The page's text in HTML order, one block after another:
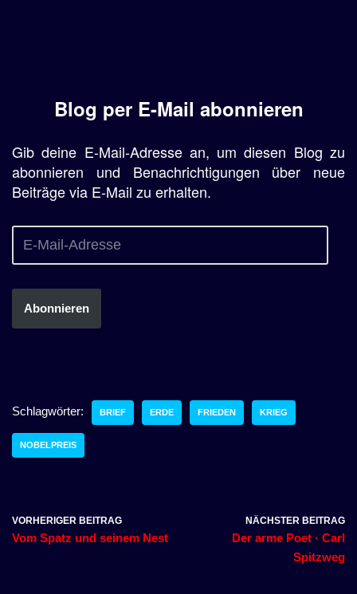
Blog per E-Mail abonnieren
Gib deine E-Mail-Adresse an, um diesen Blog zu
abonnieren und Benachrichtigungen über neue
Beiträge via E-Mail zu erhalten.
Abonnieren
Schlagwörter: BRIEF ERDE FRIEDEN KRIEG
NOBELPREIS
VORHERIGER BEITRAG
Vom Spatz und seinem Nest
NÄCHSTER BEITRAG
Der arme Poet · Carl
Spitzweg